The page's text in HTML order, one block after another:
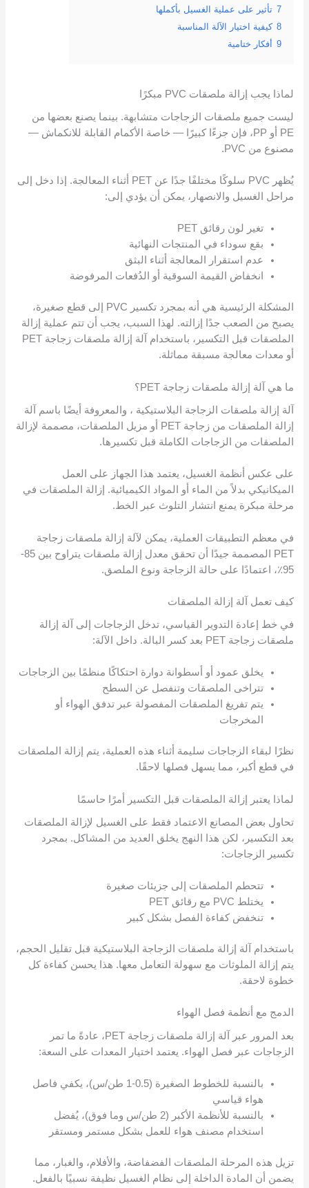
7 تأثير على عملية الغسيل بأكملها
8 كيفية اختيار الآلة المناسبة
9 أفكار ختامية
لماذا يجب إزالة ملصقات PVC مبكرًا
ليست جميع ملصقات الزجاجات متشابهة. بينما يصنع بعضها من
PE أو PP، فإن جزءًا كبيرًا — خاصة الأكمام القابلة للانكماش —
مصنوع من PVC.
يُظهر PVC سلوكًا مختلفًا جدًا عن PET أثناء المعالجة. إذا دخل إلى
مراحل الغسيل والانصهار، يمكن أن يؤدي إلى:
تغير لون رقائق PET
بقع سوداء في المنتجات النهائية
عدم استقرار المعالجة أثناء البثق
انخفاض القيمة السوقية أو الدُفعات المرفوضة
المشكلة الرئيسية هي أنه بمجرد تكسير PVC إلى قطع صغيرة،
يصبح من الصعب جدًا إزالته. لهذا السبب، يجب أن تتم عملية إزالة
الملصقات قبل التكسير، باستخدام آلة إزالة ملصقات زجاجة PET
أو معدات معالجة مسبقة مماثلة.
ما هي آلة إزالة ملصقات زجاجة PET؟
آلة إزالة ملصقات الزجاجة البلاستيكية ، والمعروفة أيضًا باسم آلة
إزالة الملصقات من زجاجة PET أو مزيل الملصقات، مصممة لإزالة
الملصقات من الزجاجات الكاملة قبل تكسيرها.
على عكس أنظمة الغسيل، يعتمد هذا الجهاز على العمل
الميكانيكي بدلاً من الماء أو المواد الكيميائية. إزالة الملصقات في
مرحلة مبكرة يمنع انتشار التلوث عبر الخط.
في معظم التطبيقات العملية، يمكن لآلة إزالة ملصقات زجاجة
PET المصممة جيدًا أن تحقق معدل إزالة ملصقات يتراوح بين 85-
95٪، اعتمادًا على حالة الزجاجة ونوع الملصق.
كيف تعمل آلة إزالة الملصقات
في خط إعادة التدوير القياسي، تدخل الزجاجات إلى آلة إزالة
ملصقات زجاجة PET بعد كسر البالة. داخل الآلة:
يخلق عمود أو أسطوانة دوارة احتكاكًا منظمًا بين الزجاجات
تتراخى الملصقات وتنفصل عن السطح
يتم تفريغ الملصقات المفصولة عبر تدفق الهواء أو
المخرجات
نظرًا لبقاء الزجاجات سليمة أثناء هذه العملية، يتم إزالة الملصقات
في قطع أكبر، مما يسهل فصلها لاحقًا.
لماذا يعتبر إزالة الملصقات قبل التكسير أمرًا حاسمًا
تحاول بعض المصانع الاعتماد فقط على الغسيل لإزالة الملصقات
بعد التكسير، لكن هذا النهج يخلق العديد من المشاكل. بمجرد
تكسير الزجاجات:
تتحطم الملصقات إلى جزيئات صغيرة
يختلط PVC مع رقائق PET
تنخفض كفاءة الفصل بشكل كبير
باستخدام آلة إزالة ملصقات الزجاجة البلاستيكية قبل تقليل الحجم،
يتم إزالة الملوثات مع سهولة التعامل معها. هذا يحسن كفاءة كل
خطوة لاحقة.
الدمج مع أنظمة فصل الهواء
بعد المرور عبر آلة إزالة ملصقات زجاجة PET، عادةً ما تمر
الزجاجات عبر فصل الهواء. يعتمد اختيار المعدات على السعة:
بالنسبة للخطوط الصغيرة (0.5-1 طن/س)، يكفي فاصل
هواء قياسي
بالنسبة للأنظمة الأكبر (2 طن/س وما فوق)، يُفضل
استخدام مصنف هواء للعمل بشكل مستمر ومستقر
تزيل هذه المرحلة الملصقات الفضفاضة، والأفلام، والغبار، مما
يضمن أن المادة الداخلة إلى نظام الغسيل نظيفة نسبيًا بالفعل.